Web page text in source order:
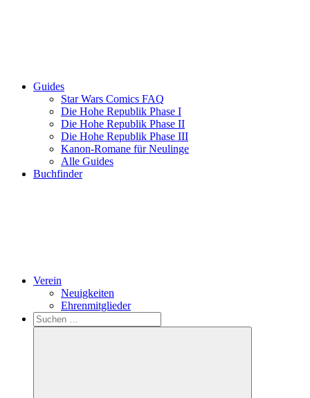
Guides
Star Wars Comics FAQ
Die Hohe Republik Phase I
Die Hohe Republik Phase II
Die Hohe Republik Phase III
Kanon-Romane für Neulinge
Alle Guides
Buchfinder
Verein
Neuigkeiten
Ehrenmitglieder
Search
Suchen
nach: